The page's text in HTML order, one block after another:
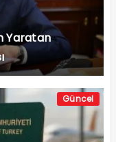
Yaratan
Güncel